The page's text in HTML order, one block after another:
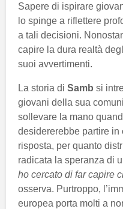
Sapere di ispirare
lo spinge a riflettere
a tali decisioni.
capire la dura realtà
suoi avvertimenti.
La storia di Samb si
giovani della sua
sollevare la mano
desidererebbe partire in
risposta, per quanto
radicata la speranza di
ho cercato di far capire
osserva. Purtroppo,
europea porta molti a